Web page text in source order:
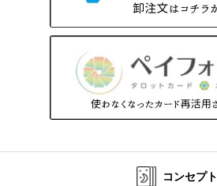
コンセプト